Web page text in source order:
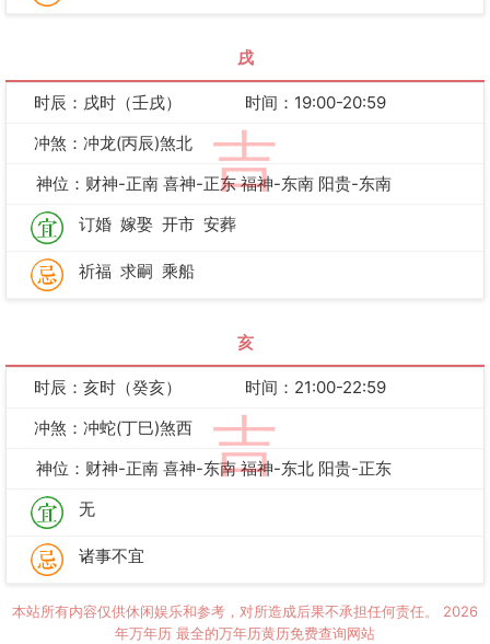
戌
吉
时辰：戌时（壬戌）
时间：19:00-20:59
冲煞：冲龙(丙辰)煞北
神位：财神-正南 喜神-正东 福神-东南 阳贵-东南
订婚 嫁娶 开市 安葬
祈福 求嗣 乘船
亥
吉
时辰：亥时（癸亥）
时间：21:00-22:59
冲煞：冲蛇(丁巳)煞西
神位：财神-正南 喜神-东南 福神-东北 阳贵-正东
无
诸事不宜
本站所有内容仅供休闲娱乐和参考，对所造成后果不承担任何责任。 2026
年万年历 最全的万年历黄历免费查询网站